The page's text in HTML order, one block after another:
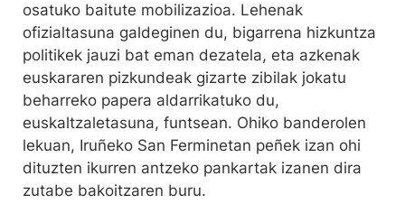
osatuko baitute mobilizazioa. Lehenak
ofizialtasuna galdeginen du, bigarrena hizkuntza
politikek jauzi bat eman dezatela, eta azkenak
euskararen pizkundeak gizarte zibilak jokatu
beharreko papera aldarrikatuko du,
euskaltzaletasuna, funtsean. Ohiko banderolen
lekuan, Iruñeko San Ferminetan peñek izan ohi
dituzten ikurren antzeko pankartak izanen dira
zutabe bakoitzaren buru.